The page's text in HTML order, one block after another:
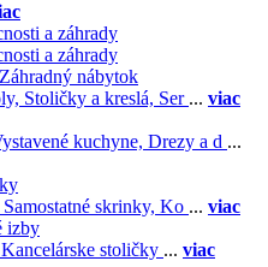
a záhrady
a záhrady
Záhradný nábytok
Stoličky a kreslá, Ser ... viac
kuchyne, Drezy a d ...
Samostatné skrinky, Ko ... viac
izby
Kancelárske stoličky ... viac